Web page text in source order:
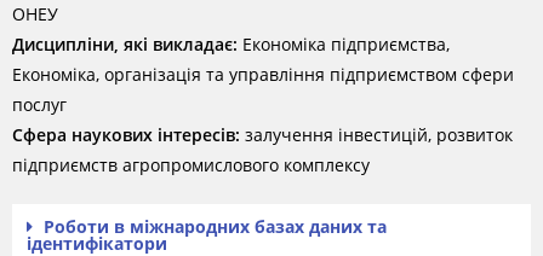
ОНЕУ
Дисципліни, які викладає: Економіка підприємства,
Економіка, організація та управління підприємством сфери
послуг
Сфера наукових інтересів: залучення інвестицій, розвиток
підприємств агропромислового комплексу
Роботи в міжнародних базах даних та
ідентифікатори